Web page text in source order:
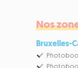
Nos
Bruxelles-